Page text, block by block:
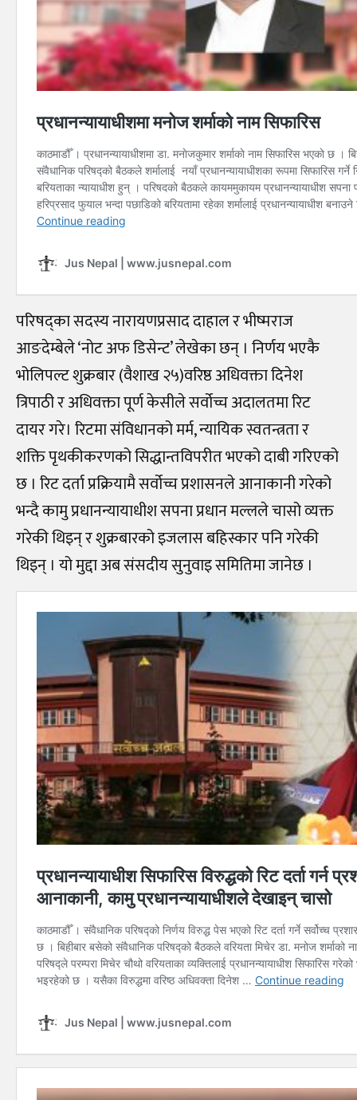
परिषद्का सदस्य नारायणप्रसाद दाहाल र भीष्मराज
आङदेम्बेले ‘नोट अफ डिसेन्ट’ लेखेका छन् । निर्णय भएकै
भोलिपल्ट शुक्रबार (वैशाख २५)वरिष्ठ अधिवक्ता दिनेश
त्रिपाठी र अधिवक्ता पूर्ण केसीले सर्वोच्च अदालतमा रिट
दायर गरे। रिटमा संविधानको मर्म, न्यायिक स्वतन्त्रता र
शक्ति पृथकीकरणको सिद्धान्तविपरीत भएको दाबी गरिएको
छ । रिट दर्ता प्रक्रियामै सर्वोच्च प्रशासनले आनाकानी गरेको
भन्दै कामु प्रधानन्यायाधीश सपना प्रधान मल्लले चासो व्यक्त
गरेकी थिइन् र शुक्रबारको इजलास बहिस्कार पनि गरेकी
थिइन् । यो मुद्दा अब संसदीय सुनुवाइ समितिमा जानेछ ।